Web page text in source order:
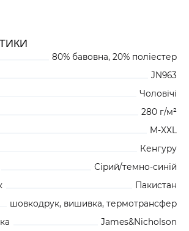
80% бавовна, 20% поліестер
JN963
Чоловічі
280 г/м²
M-XXL
Кенгуру
Сірий/темно-синій
Пакистан
шовкодрук, вишивка, термотрансфер
James&Nicholson